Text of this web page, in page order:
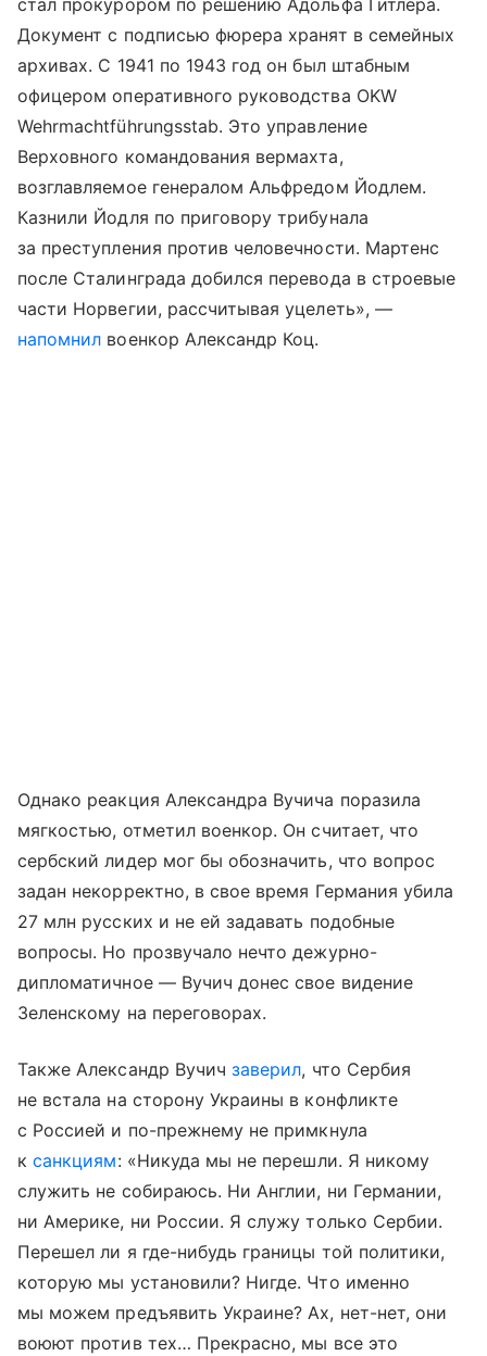
стал прокурором по решению Адольфа Гитлера.
Документ с подписью фюрера хранят в семейных
архивах. С 1941 по 1943 год он был штабным
офицером оперативного руководства OKW
Wehrmachtführungsstab. Это управление
Верховного командования вермахта,
возглавляемое генералом Альфредом Йодлем.
Казнили Йодля по приговору трибунала
за преступления против человечности. Мартенс
после Сталинграда добился перевода в строевые
части Норвегии, рассчитывая уцелеть», —
напомнил военкор Александр Коц.
Однако реакция Александра Вучича поразила
мягкостью, отметил военкор. Он считает, что
сербский лидер мог бы обозначить, что вопрос
задан некорректно, в свое время Германия убила
27 млн русских и не ей задавать подобные
вопросы. Но прозвучало нечто дежурно-
дипломатичное — Вучич донес свое видение
Зеленскому на переговорах.
Также Александр Вучичзаверил, что Сербия
не встала на сторону Украины в конфликте
с Россией и по-прежнему не примкнула
ксанкциям: «Никуда мы не перешли. Я никому
служить не собираюсь. Ни Англии, ни Германии,
ни Америке, ни России. Я служу только Сербии.
Перешел ли я где-нибудь границы той политики,
которую мы установили? Нигде. Что именно
мы можем предъявить Украине? Ах, нет-нет, они
воюют против тех… Прекрасно, мы все это